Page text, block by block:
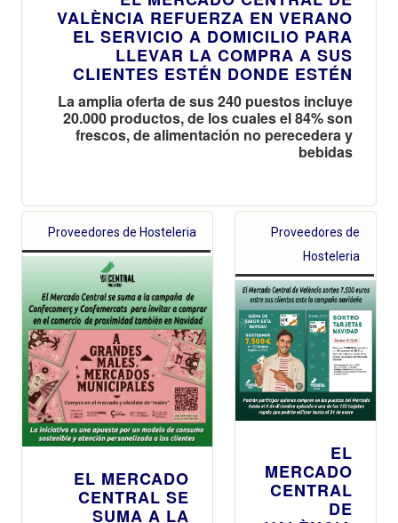
VALÈNCIA REFUERZA EN VERANO
EL SERVICIO A DOMICILIO PARA
LLEVAR LA COMPRA A SUS
CLIENTES ESTÉN DONDE ESTÉN
La amplia oferta de sus 240 puestos incluye
20.000 productos, de los cuales el 84% son
frescos, de alimentación no perecedera y
bebidas
Proveedores de Hosteleria
EL MERCADO
CENTRAL SE
SUMA A LA
Proveedores de
Hosteleria
EL
MERCADO
CENTRAL
DE